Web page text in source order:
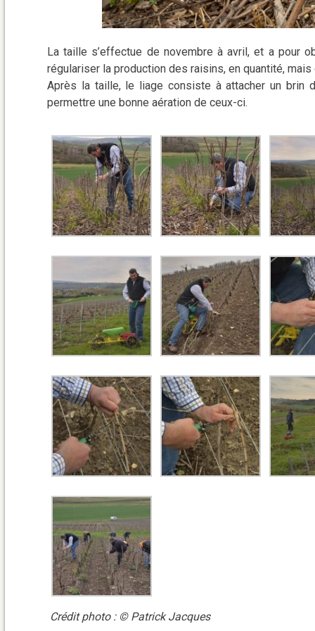
La taille s’effectue de novembre à avril, et a pour
régulariser la production des raisins, en quantité, mais
Après la taille, le liage consiste à attacher un
permettre une bonne aération de ceux-ci.
Crédit photo : © Patrick Jacques